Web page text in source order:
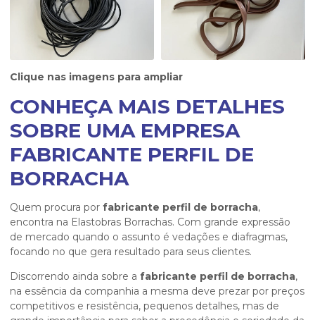
Clique nas imagens para ampliar
CONHEÇA MAIS DETALHES
SOBRE UMA EMPRESA
FABRICANTE PERFIL DE
BORRACHA
Quem procura por fabricante perfil de borracha,
encontra na Elastobras Borrachas. Com grande expressão
de mercado quando o assunto é vedações e diafragmas,
focando no que gera resultado para seus clientes.
Discorrendo ainda sobre a fabricante perfil de borracha,
na essência da companhia a mesma deve prezar por preços
competitivos e resistência, pequenos detalhes, mas de